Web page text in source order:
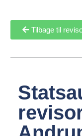
Tilbage til